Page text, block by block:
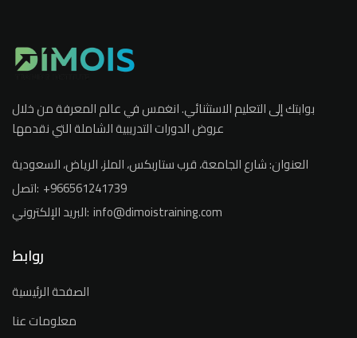
بوابتك إلى التعليم الاستثنائي. انغمس في عالم المعرفة من خلال
عروض الدورات التدريبية الشاملة التي نقدمها
العنوان:شارع الجامعة، قرب ستاربكس، الملز، الرياض، السعودية
اتصل: +966561241739
البريد الإلكتروني: info@dimoistraining.com
روابط
الصفحة الرئيسية
معلومات عنا